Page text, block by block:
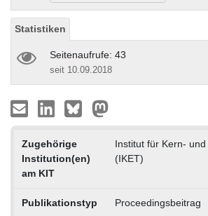
Statistiken
Seitenaufrufe: 43
seit 10.09.2018
Zugehörige
Institution(en)
am KIT
Institut für Kern-
(IKET)
Publikationstyp Proceedingsbeitrag